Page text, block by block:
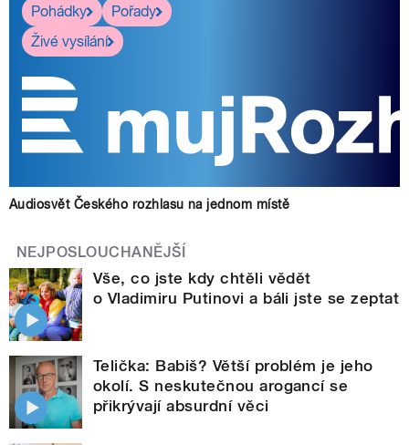
Pohádky
Pořady
Živé vysílání
Audiosvět Českého rozhlasu na jednom místě
NEJPOSLOUCHANĚJŠÍ
Vše, co jste kdy chtěli vědět
o Vladimiru Putinovi a báli jste se zeptat
Telička: Babiš? Větší problém je jeho
okolí. S neskutečnou arogancí se
přikrývají absurdní věci